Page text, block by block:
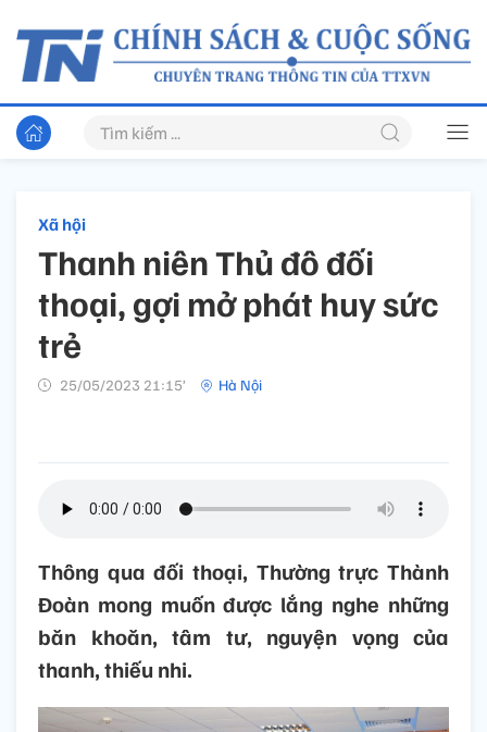
Xã hội
Thanh niên Thủ đô đối
thoại, gợi mở phát huy sức
trẻ
25/05/2023 21:15’ Hà Nội
Thông qua đối thoại, Thường trực Thành
Đoàn mong muốn được lắng nghe những
băn khoăn, tâm tư, nguyện vọng của
thanh, thiếu nhi.